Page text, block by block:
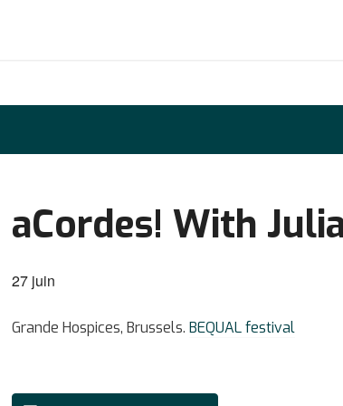
aCordes! With
27 juin
Grande Hospices, Brussels.BEQUAL festival